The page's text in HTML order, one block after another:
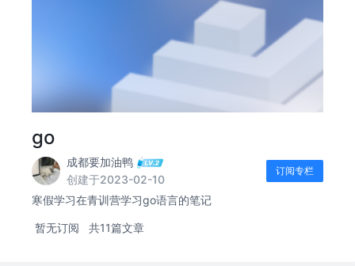
go
成都要加油鸭
创建于2023-02-10
订阅专栏
寒假学习在青训营学习go语言的笔记
暂无订阅 共11篇文章